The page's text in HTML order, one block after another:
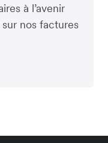
à l’avenir
nos factures